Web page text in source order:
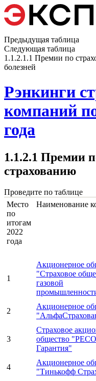
Предыдущая таблица
Следующая таблица
1.1.2.1.1 Премии по
болезней
Рэнкинги
компаний
года
1.1.2.1 Премии
страхованию
Проведите по таблице
Место
по
итогам
2022
года
Наименование
1
Акционерное
"Страховое
газовой
2
Акционерное
3
Страховое
общество
Гарантия"
4
Акционерное
"Тинькофф